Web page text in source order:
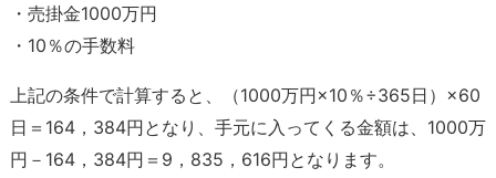
・売掛金1000万円
・10％の手数料
上記の条件で計算すると、（1000万円×10％÷365日）×60
日＝164，384円となり、手元に入ってくる金額は、1000万
円－164，384円＝9，835，616円となります。